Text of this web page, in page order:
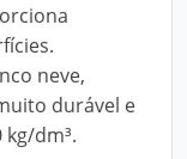
neve,
durável e
kg/dm³.